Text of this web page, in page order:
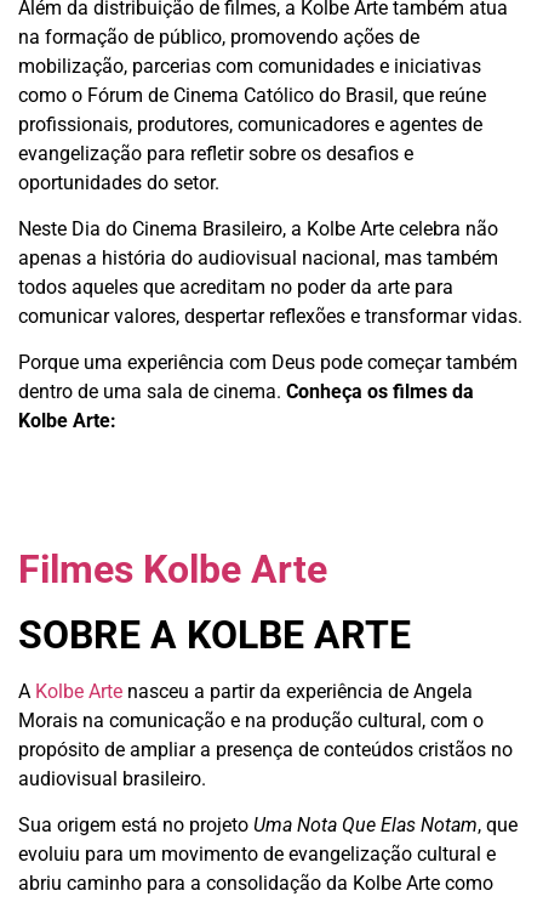
Além da distribuição de filmes, a Kolbe Arte também atua
na formação de público, promovendo ações de
mobilização, parcerias com comunidades e iniciativas
como o Fórum de Cinema Católico do Brasil, que reúne
profissionais, produtores, comunicadores e agentes de
evangelização para refletir sobre os desafios e
oportunidades do setor.
Neste Dia do Cinema Brasileiro, a Kolbe Arte celebra não
apenas a história do audiovisual nacional, mas também
todos aqueles que acreditam no poder da arte para
comunicar valores, despertar reflexões e transformar vidas.
Porque uma experiência com Deus pode começar também
dentro de uma sala de cinema. Conheça os filmes da
Kolbe Arte:
Filmes Kolbe Arte
SOBRE A KOLBE ARTE
A Kolbe Arte nasceu a partir da experiência de Angela
Morais na comunicação e na produção cultural, com o
propósito de ampliar a presença de conteúdos cristãos no
audiovisual brasileiro.
Sua origem está no projeto Uma Nota Que Elas Notam, que
evoluiu para um movimento de evangelização cultural e
abriu caminho para a consolidação da Kolbe Arte como